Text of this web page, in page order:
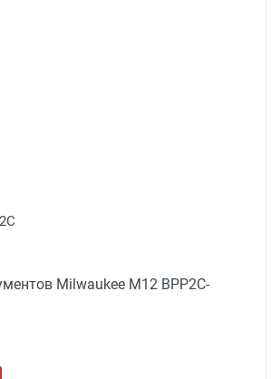
Milwaukee M12 BPP2C-